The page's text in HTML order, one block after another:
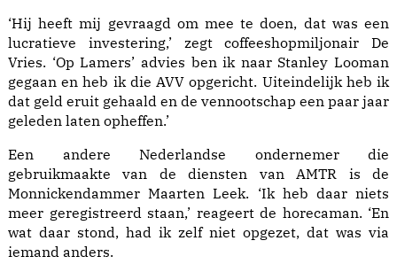
‘Hij heeft mij gevraagd om mee te doen, dat was een
lucratieve investering,’ zegt coffeeshopmiljonair De
Vries. ‘Op Lamers’ advies ben ik naar Stan­ley Loo­man
gegaan en heb ik die AVV opgericht. Uit­eindelijk heb ik
dat geld eruit gehaald en de vennootschap een paar jaar
geleden laten opheffen.’
Een andere Nederlandse ondernemer die
gebruikmaakte van de diensten van AMTR is de
Monnickendammer Maarten Leek. ‘Ik heb daar niets
meer geregistreerd staan,’ reageert de horecaman. ‘En
wat daar stond, had ik zelf niet opgezet, dat was via
iemand anders.